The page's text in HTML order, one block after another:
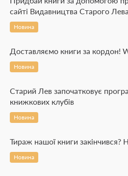
сайті Видавництва Старого Лева
Новина
Доставляємо книги за кордон!
Новина
Старий Лев започатковує
книжкових клубів
Новина
Тираж нашої книги закінчився?
Новина